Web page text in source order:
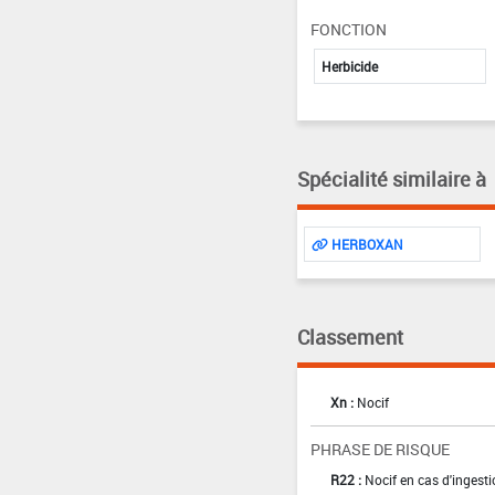
FONCTION
Herbicide
Spécialité similaire à
HERBOXAN
Classement
Xn : Nocif
PHRASE DE RISQUE
R22 : Nocif en cas